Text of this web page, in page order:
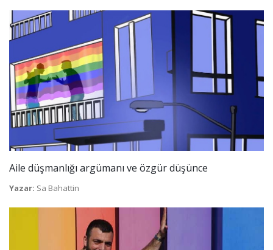
Aile düşmanlığı argümanı ve özgür düşünce
Yazar: Sa Bahattin